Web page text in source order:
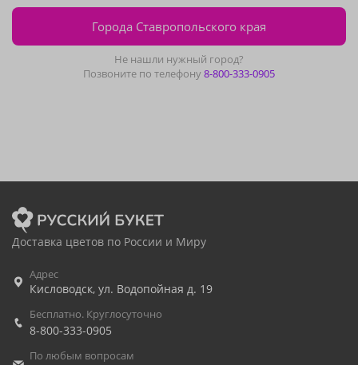
Города Ставропольского края
Не нашли нужный город?
Позвоните по телефону8-800-333-0905
Доставка цветов по России и Миру
Адрес
Кисловодск, ул. Водопойная д. 19
Бесплатно. Круглосуточно
8-800-333-0905
По любым вопросам